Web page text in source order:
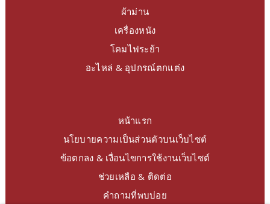
ผ้าม่าน
เครื่องหนัง
โคมไฟระย้า
อะไหล่ & อุปกรณ์ตกแต่ง
หน้าแรก
นโยบายความเป็นส่วนตัวบนเว็บไซต์
ข้อตกลง & เงื่อนไขการใช้งานเว็บไซต์
ช่วยเหลือ & ติดต่อ
คำถามที่พบบ่อย